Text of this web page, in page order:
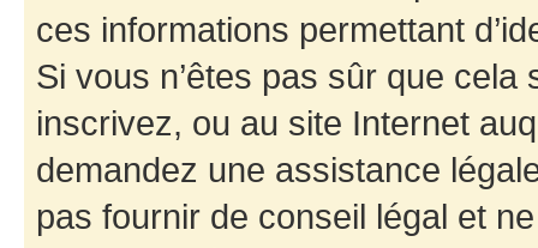
ces informations permettant
Si vous n’êtes pas sûr que
inscrivez, ou au site Internet
demandez une assistance
pas fournir de conseil légal et